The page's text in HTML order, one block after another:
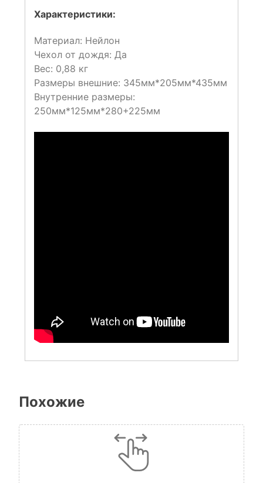
Характеристики:
Материал: Нейлон
Чехол от дождя: Да
Вес: 0,88 кг
Размеры внешние: 345мм*205мм*435мм
Внутренние размеры:
250мм*125мм*280+225мм
Похожие